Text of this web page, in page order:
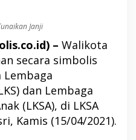
Janji
– Walikota
secara simbolis
Lembaga
dan Lembaga
(LKSA), di LKSA
Kamis (15/04/2021).